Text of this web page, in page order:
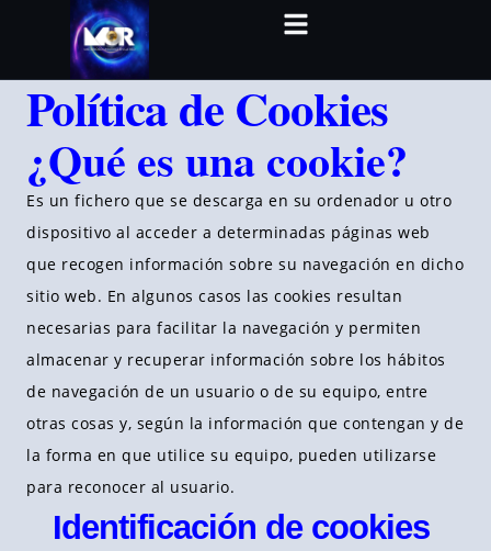
Política de Cookies
¿Qué es una cookie?
Es un fichero que se descarga en su ordenador u otro
dispositivo al acceder a determinadas páginas web
que recogen información sobre su navegación en dicho
sitio web. En algunos casos las cookies resultan
necesarias para facilitar la navegación y permiten
almacenar y recuperar información sobre los hábitos
de navegación de un usuario o de su equipo, entre
otras cosas y, según la información que contengan y de
la forma en que utilice su equipo, pueden utilizarse
para reconocer al usuario.
Identificación de cookies